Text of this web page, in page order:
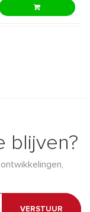
blijven?
VERSTUUR